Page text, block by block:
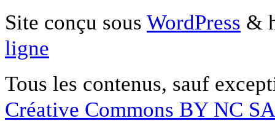
Site conçu sous WordPress &
ligne
Tous les contenus, sauf
Créative Commons BY NC SA